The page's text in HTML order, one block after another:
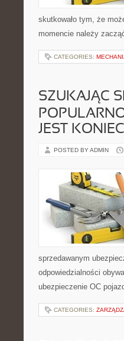
skutkowało tym, że
momencie należy
CATEGORIES:
SZUKAJĄC
JEST
POSTED BY ADMIN
sprzedawanym
odpowiedzialności
ubezpieczenie OC
CATEGORIES: